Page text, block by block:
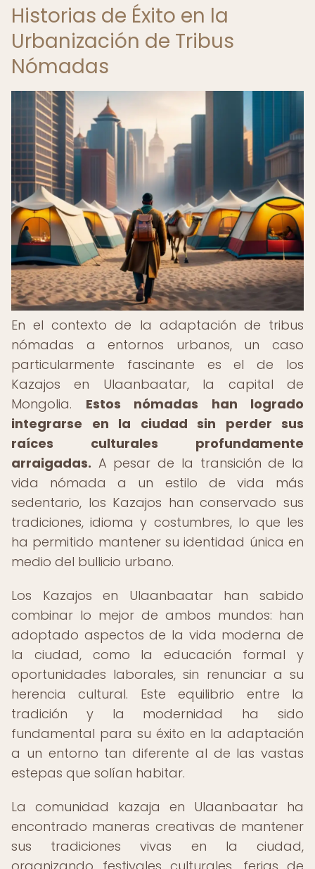
Historias de Éxito en la
Urbanización de Tribus
Nómadas
En el contexto de la adaptación de tribus
nómadas a entornos urbanos, un caso
particularmente fascinante es el de los
Kazajos en Ulaanbaatar, la capital de
Mongolia. Estos nómadas han logrado
integrarse en la ciudad sin perder sus
raíces culturales profundamente
arraigadas. A pesar de la transición de la
vida nómada a un estilo de vida más
sedentario, los Kazajos han conservado sus
tradiciones, idioma y costumbres, lo que les
ha permitido mantener su identidad única en
medio del bullicio urbano.
Los Kazajos en Ulaanbaatar han sabido
combinar lo mejor de ambos mundos: han
adoptado aspectos de la vida moderna de
la ciudad, como la educación formal y
oportunidades laborales, sin renunciar a su
herencia cultural. Este equilibrio entre la
tradición y la modernidad ha sido
fundamental para su éxito en la adaptación
a un entorno tan diferente al de las vastas
estepas que solían habitar.
La comunidad kazaja en Ulaanbaatar ha
encontrado maneras creativas de mantener
sus tradiciones vivas en la ciudad,